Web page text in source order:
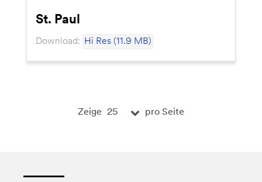
St. Paul
Download: Hi Res (11.9 MB)
Zeige 25 pro Seite